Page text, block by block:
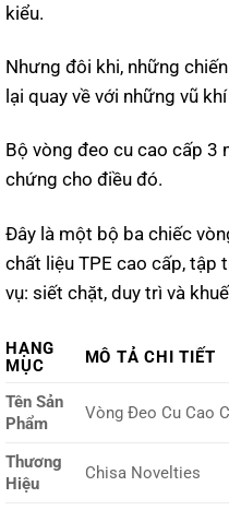
kiểu.
Nhưng đôi khi, những
lại quay về với những vũ
Bộ vòng đeo cu cao cấp 3
chứng cho điều đó.
Đây là một bộ ba chiếc
chất liệu TPE cao cấp, tập
vụ: siết chặt, duy trì và
HẠNG
MỤC
MÔ TẢ CHI TIẾT
Tên Sản
Phẩm
Vòng Đeo Cu Cao
Thương
Hiệu
Chisa Novelties